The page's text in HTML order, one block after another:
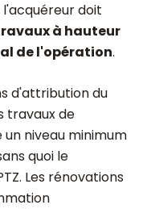
doit
à hauteur
de l'opération.
d'attribution du
travaux de
niveau minimum
quoi le
Les rénovations